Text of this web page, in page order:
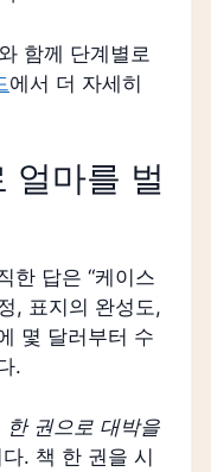
함께 단계별로
에서 더 자세히
얼마를 벌
한 답은 “케이스
, 표지의 완성도,
몇 달러부터 수
.
한 권으로 대박을
. 책 한 권을 시